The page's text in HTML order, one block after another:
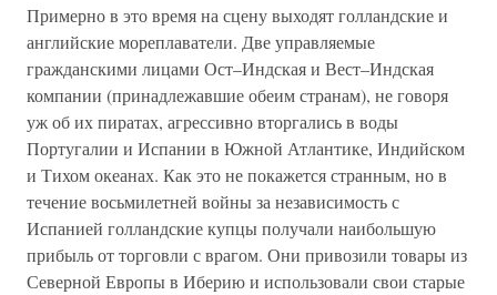
Примерно в это время на сцену выходят голландские и
английские мореплаватели. Две управляемые
гражданскими лицами Ост–Индская и Вест–Индская
компании (принадлежавшие обеим странам), не говоря
уж об их пиратах, агрессивно вторгались в воды
Португалии и Испании в Южной Атлантике, Индийском
и Тихом океанах. Как это не покажется странным, но в
течение восьмилетней войны за независимость с
Испанией голландские купцы получали наибольшую
прибыль от торговли с врагом. Они привозили товары из
Северной Европы в Иберию и использовали свои старые